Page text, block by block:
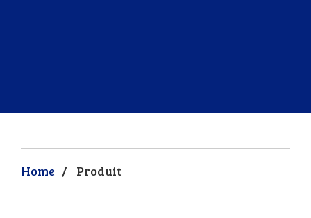
Home / Produit